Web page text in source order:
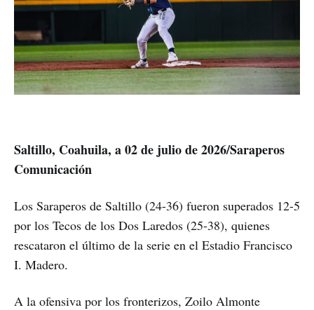
Saltillo, Coahuila, a 02 de julio de 2026/Saraperos
Comunicación
Los Saraperos de Saltillo (24-36) fueron superados 12-5
por los Tecos de los Dos Laredos (25-38), quienes
rescataron el último de la serie en el Estadio Francisco
I. Madero.
A la ofensiva por los fronterizos, Zoilo Almonte